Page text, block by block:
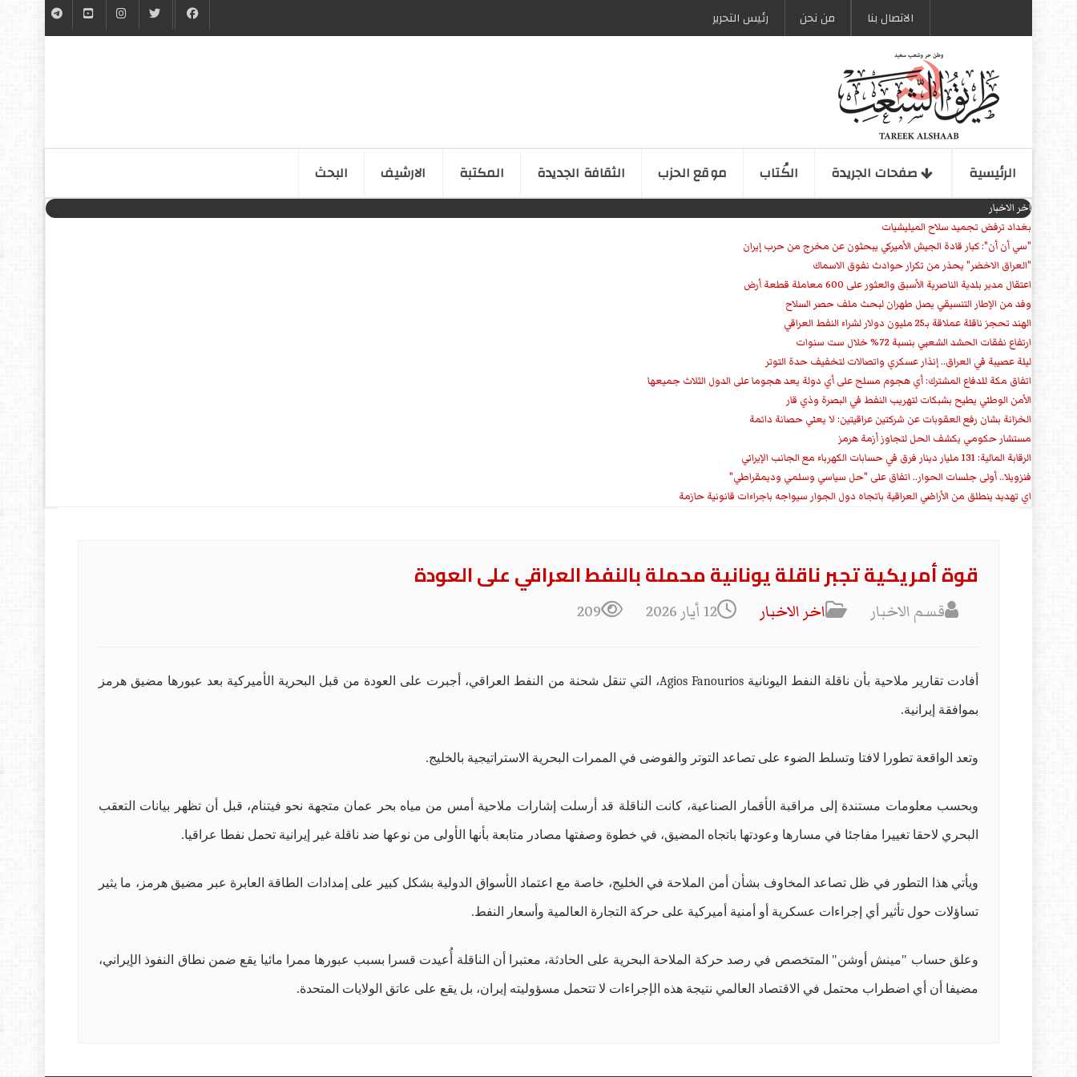
الاتصال بنا من نحن رئیس التحریر
الرئیسیة صفحات الجریدة الكُتاب موقع الحزب الثقافة الجدیدة المكتبة الارشیف البحث
اخر الاخبار
بغداد ترفض تجميد سلاح الميليشيات
"سي أن أن": كبار قادة الجيش الأميركي يبحثون عن مخرج من حرب إيران
"العراق الاخضر" يحذر من تكرار حوادث نفوق الاسماك
اعتقال مدير بلدية الناصرية الأسبق والعثور على 600 معاملة قطعة أرض
وفد من الإطار التنسيقي يصل طهران لبحث ملف حصر السلاح
الهند تحجز ناقلة عملاقة بـ25 مليون دولار لشراء النفط العراقي
ارتفاع نفقات الحشد الشعبي بنسبة 72% خلال ست سنوات
ليلة عصيبة في العراق.. إنذار عسكري واتصالات لتخفيف حدة التوتر
‏اتفاق مكة للدفاع المشترك: أي هجوم مسلح على أي دولة يعد هجوما على الدول الثلاث جميعها
الأمن الوطني يطيح بشبكات لتهريب النفط في البصرة وذي قار
الخزانة بشان رفع العقوبات عن شركتين عراقيتين: لا يعني حصانة دائمة
مستشار حكومي يكشف الحل لتجاوز أزمة هرمز
الرقابة المالية: 131 مليار دينار فرق في حسابات الكهرباء مع الجانب الإيراني
فنزويلا.. أولى جلسات الحوار.. اتفاق على "حل سياسي وسلمي وديمقراطي"
اي تهديد ينطلق من الأراضي العراقية باتجاه دول الجوار سيواجه باجراءات قانونية حازمة
قوة أمريكية تجبر ناقلة يونانية محملة بالنفط العراقي على العودة
قسم الاخبار اخر الاخبار 12 أيار 2026 209
أفادت تقارير ملاحية بأن ناقلة النفط اليونانيةAgios Fanourios، التي تنقل شحنة من النفط العراقي، أجبرت على العودة من قبل البحرية الأميركية بعد عبورها مضيق هرمز
بموافقة إيرانية.
وتعد الواقعة تطورا لافتا وتسلط الضوء على تصاعد التوتر والفوضى في الممرات البحرية الاستراتيجية بالخليج.
وبحسب معلومات مستندة إلى مراقبة الأقمار الصناعية، كانت الناقلة قد أرسلت إشارات ملاحية أمس من مياه بحر عمان متجهة نحو فيتنام، قبل أن تظهر بيانات التعقب
البحري لاحقا تغييرا مفاجئا في مسارها وعودتها باتجاه المضيق، في خطوة وصفتها مصادر متابعة بأنها الأولى من نوعها ضد ناقلة غير إيرانية تحمل نفطا عراقيا.
ويأتي هذا التطور في ظل تصاعد المخاوف بشأن أمن الملاحة في الخليج، خاصة مع اعتماد الأسواق الدولية بشكل كبير على إمدادات الطاقة العابرة عبر مضيق هرمز، ما يثير
تساؤلات حول تأثير أي إجراءات عسكرية أو أمنية أميركية على حركة التجارة العالمية وأسعار النفط.
وعلق حساب "مينش أوشن" المتخصص في رصد حركة الملاحة البحرية على الحادثة، معتبرا أن الناقلة أُعيدت قسرا بسبب عبورها ممرا مائيا يقع ضمن نطاق النفوذ الإيراني،
مضيفا أن أي اضطراب محتمل في الاقتصاد العالمي نتيجة هذه الإجراءات لا تتحمل مسؤوليته إيران، بل يقع على عاتق الولايات المتحدة.